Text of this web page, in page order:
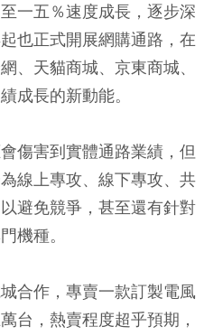
一五％速度成長，逐步深
也正式開展網購通路，在
、天貓商城、京東商城、
成長的新動能。
傷害到實體通路業績，但
線上專攻、線下專攻、共
避免競爭，甚至還有針對
機種。
合作，專賣一款訂製電風
台，熱賣程度超乎預期，